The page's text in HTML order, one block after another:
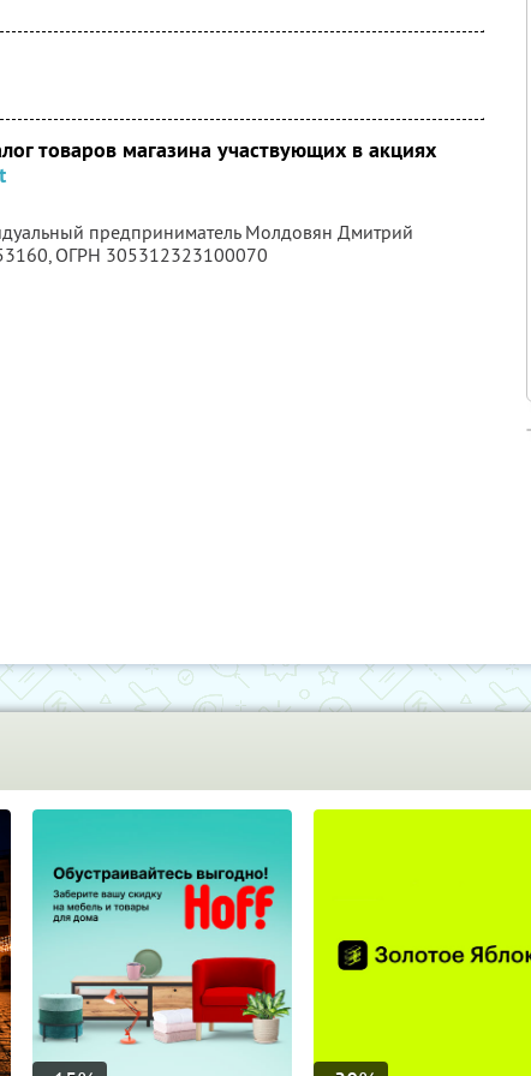
товаров магазина участвующих в акциях
предприниматель Молдовян Дмитрий
, ОГРН 305312323100070